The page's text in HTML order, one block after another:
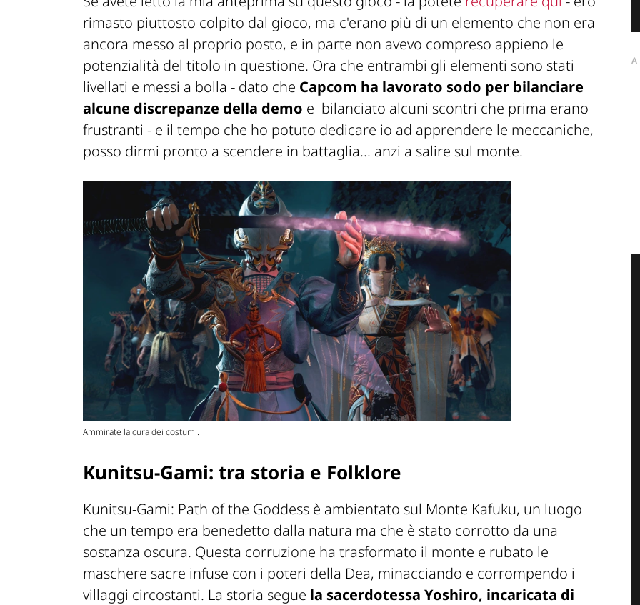
rimasto piuttosto colpito dal gioco, ma c'erano più di un elemento che non era
ancora messo al proprio posto, e in parte non avevo compreso appieno le
potenzialità del titolo in questione. Ora che entrambi gli elementi sono stati
livellati e messi a bolla - dato che Capcom ha lavorato sodo per bilanciare
alcune discrepanze della demo e bilanciato alcuni scontri che prima erano
frustranti - e il tempo che ho potuto dedicare io ad apprendere le meccaniche,
posso dirmi pronto a scendere in battaglia... anzi a salire sul monte.
Ammirate la cura dei costumi.
Kunitsu-Gami: tra storia e Folklore
Kunitsu-Gami: Path of the Goddess è ambientato sul Monte Kafuku, un luogo
che un tempo era benedetto dalla natura ma che è stato corrotto da una
sostanza oscura. Questa corruzione ha trasformato il monte e rubato le
maschere sacre infuse con i poteri della Dea, minacciando e corrompendo i
villaggi circostanti. La storia segue la sacerdotessa Yoshiro, incaricata di